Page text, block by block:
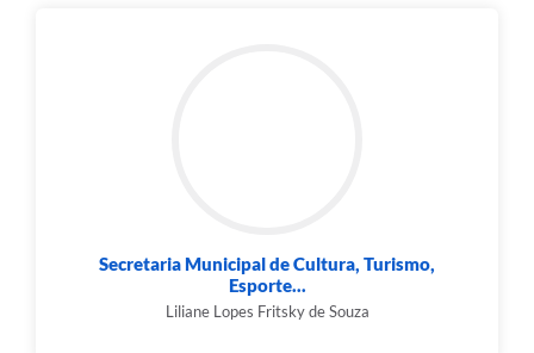
Secretaria Municipal de Cultura, Turismo,
Esporte...
Liliane Lopes Fritsky de Souza